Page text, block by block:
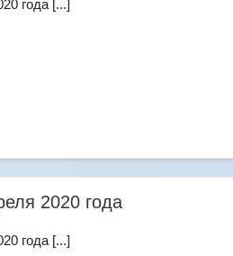
года [...]
2020 года
года [...]